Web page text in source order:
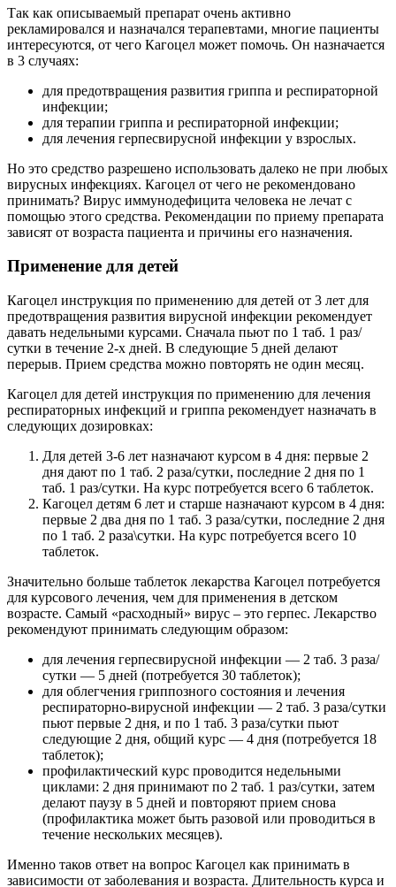
Так как описываемый препарат очень активно
рекламировался и назначался терапевтами, многие пациенты
интересуются, от чего Кагоцел может помочь. Он назначается
в 3 случаях:
для предотвращения развития гриппа и респираторной
инфекции;
для терапии гриппа и респираторной инфекции;
для лечения герпесвирусной инфекции у взрослых.
Но это средство разрешено использовать далеко не при любых
вирусных инфекциях. Кагоцел от чего не рекомендовано
принимать? Вирус иммунодефицита человека не лечат с
помощью этого средства. Рекомендации по приему препарата
зависят от возраста пациента и причины его назначения.
Применение для детей
Кагоцел инструкция по применению для детей от 3 лет для
предотвращения развития вирусной инфекции рекомендует
давать недельными курсами. Сначала пьют по 1 таб. 1 раз/
сутки в течение 2-х дней. В следующие 5 дней делают
перерыв. Прием средства можно повторять не один месяц.
Кагоцел для детей инструкция по применению для лечения
респираторных инфекций и гриппа рекомендует назначать в
следующих дозировках:
Для детей 3-6 лет назначают курсом в 4 дня: первые 2
дня дают по 1 таб. 2 раза/сутки, последние 2 дня по 1
таб. 1 раз/сутки. На курс потребуется всего 6 таблеток.
Кагоцел детям 6 лет и старше назначают курсом в 4 дня:
первые 2 два дня по 1 таб. 3 раза/сутки, последние 2 дня
по 1 таб. 2 раза\сутки. На курс потребуется всего 10
таблеток.
Значительно больше таблеток лекарства Кагоцел потребуется
для курсового лечения, чем для применения в детском
возрасте. Самый «расходный» вирус – это герпес. Лекарство
рекомендуют принимать следующим образом:
для лечения герпесвирусной инфекции — 2 таб. 3 раза/
сутки — 5 дней (потребуется 30 таблеток);
для облегчения гриппозного состояния и лечения
респираторно-вирусной инфекции — 2 таб. 3 раза/сутки
пьют первые 2 дня, и по 1 таб. 3 раза/сутки пьют
следующие 2 дня, общий курс — 4 дня (потребуется 18
таблеток);
профилактический курс проводится недельными
циклами: 2 дня принимают по 2 таб. 1 раз/сутки, затем
делают паузу в 5 дней и повторяют прием снова
(профилактика может быть разовой или проводиться в
течение нескольких месяцев).
Именно таков ответ на вопрос Кагоцел как принимать в
зависимости от заболевания и возраста. Длительность курса и